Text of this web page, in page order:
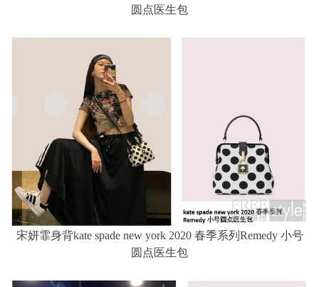
圆点医生包
宋妍霏身背kate spade new york 2020 春季系列Remedy 小号
圆点医生包